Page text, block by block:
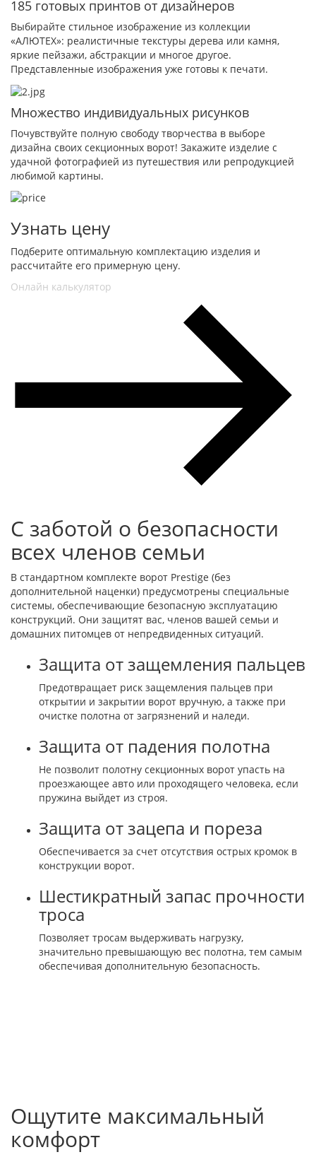
185 готовых принтов от дизайнеров
Выбирайте стильное изображение из коллекции
«АЛЮТЕХ»: реалистичные текстуры дерева или камня,
яркие пейзажи, абстракции и многое другое.
Представленные изображения уже готовы к печати.
Множество индивидуальных рисунков
Почувствуйте полную свободу творчества в выборе
дизайна своих секционных ворот! Закажите изделие с
удачной фотографией из путешествия или репродукцией
любимой картины.
Узнать цену
Подберите оптимальную комплектацию изделия и
рассчитайте его примерную цену.
Онлайн калькулятор
С заботой о безопасности
всех членов семьи
В стандартном комплекте ворот Prestige (без
дополнительной наценки) предусмотрены специальные
системы, обеспечивающие безопасную эксплуатацию
конструкций. Они защитят вас, членов вашей семьи и
домашних питомцев от непредвиденных ситуаций.
Защита от защемления пальцев
Предотвращает риск защемления пальцев при
открытии и закрытии ворот вручную, а также при
очистке полотна от загрязнений и наледи.
Защита от падения полотна
Не позволит полотну секционных ворот упасть на
проезжающее авто или проходящего человека, если
пружина выйдет из строя.
Защита от зацепа и пореза
Обеспечивается за счет отсутствия острых кромок в
конструкции ворот.
Шестикратный запас прочности
троса
Позволяет тросам выдерживать нагрузку,
значительно превышающую вес полотна, тем самым
обеспечивая дополнительную безопасность.
Ощутите максимальный
комфорт